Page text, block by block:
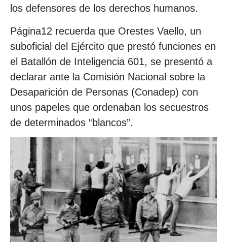
los defensores de los derechos humanos.
Página12 recuerda que Orestes Vaello, un
suboficial del Ejército que prestó funciones en
el Batallón de Inteligencia 601, se presentó a
declarar ante la Comisión Nacional sobre la
Desaparición de Personas (Conadep) con
unos papeles que ordenaban los secuestros
de determinados “blancos”.